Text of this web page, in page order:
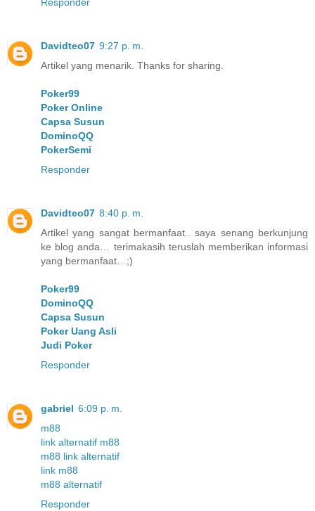
Responder
Davidteo07 9:27 p. m.
Artikel yang menarik. Thanks for sharing.
Poker99
Poker Online
Capsa Susun
DominoQQ
PokerSemi
Responder
Davidteo07 8:40 p. m.
Artikel yang sangat bermanfaat.. saya senang berkunjung
ke blog anda… terimakasih teruslah memberikan informasi
yang bermanfaat…;)
Poker99
DominoQQ
Capsa Susun
Poker Uang Asli
Judi Poker
Responder
gabriel 6:09 p. m.
m88
link alternatif m88
m88 link alternatif
link m88
m88 alternatif
Responder